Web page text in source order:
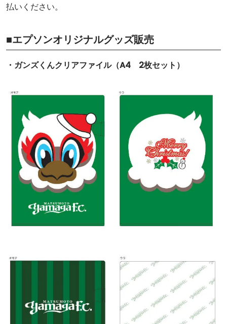
払いください。
■エプソンオリジナルグッズ販売
・ガンズくんクリアファイル（A4 2枚セット）